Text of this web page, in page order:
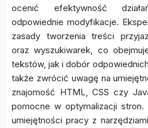
ocenić efektywność
odpowiednie modyfikacje.
zasady tworzenia treści
oraz wyszukiwarek, co
tekstów, jak i dobór
także zwrócić uwagę na
znajomość HTML, CSS czy
pomocne w optymalizacji
umiejętności pracy z